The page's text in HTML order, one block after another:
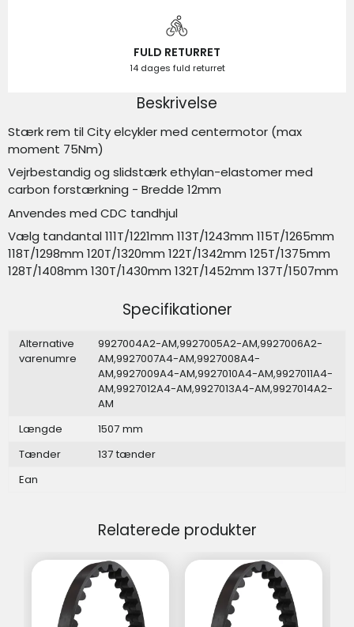
FULD RETURRET
14 dages fuld returret
Beskrivelse
Stærk rem til City elcykler med centermotor (max
moment 75Nm)
Vejrbestandig og slidstærk ethylan-elastomer med
carbon forstærkning - Bredde 12mm
Anvendes med CDC tandhjul
Vælg tandantal 111T/1221mm 113T/1243mm 115T/1265mm
118T/1298mm 120T/1320mm 122T/1342mm 125T/1375mm
128T/1408mm 130T/1430mm 132T/1452mm 137T/1507mm
Specifikationer
Alternative
varenumre
9927004A2-AM,9927005A2-AM,9927006A2-
AM,9927007A4-AM,9927008A4-
AM,9927009A4-AM,9927010A4-AM,9927011A4-
AM,9927012A4-AM,9927013A4-AM,9927014A2-
AM
Længde
1507 mm
Tænder
137 tænder
Ean
Relaterede produkter